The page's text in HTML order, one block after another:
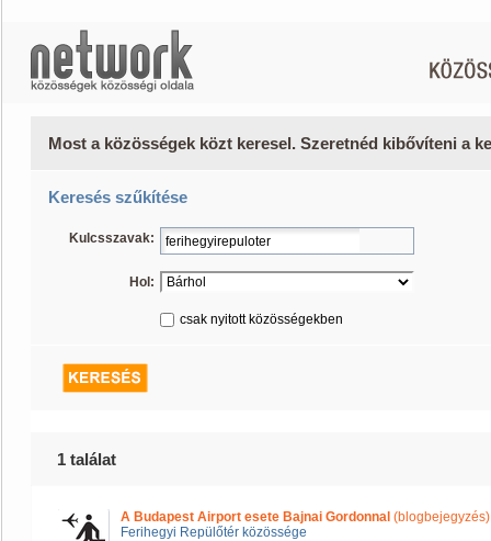
Most a közösségek közt keresel. Szeretnéd kibővíteni a
Keresés szűkítése
Kulcsszavak:
Hol:
csak nyitott közösségekben
1 találat
A Budapest Airport esete Bajnai Gordonnal (blogbejegyzés)
Ferihegyi Repülőtér közössége